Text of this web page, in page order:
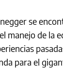
se
manejo de la
para el